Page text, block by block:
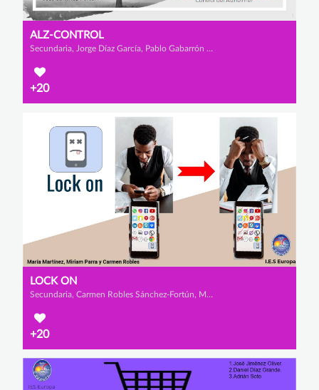
ALZ-CONTROL
Secundaria, Jorge Díaz García, Pablo Gabarrón Hernández y José Sánchez Fortún
+20
LOCK ON
Secundaria, Carmen Robles Sánchez-Fortún, Miriam Parra Sánchez y María Martínez López
+20